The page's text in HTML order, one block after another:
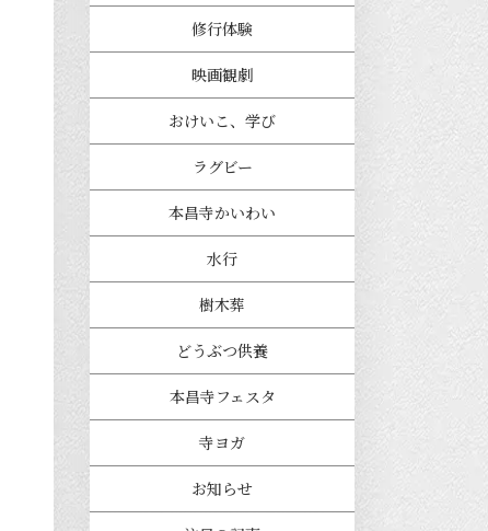
修行体験
映画観劇
おけいこ、学び
ラグビー
本昌寺かいわい
水行
樹木葬
どうぶつ供養
本昌寺フェスタ
寺ヨガ
お知らせ